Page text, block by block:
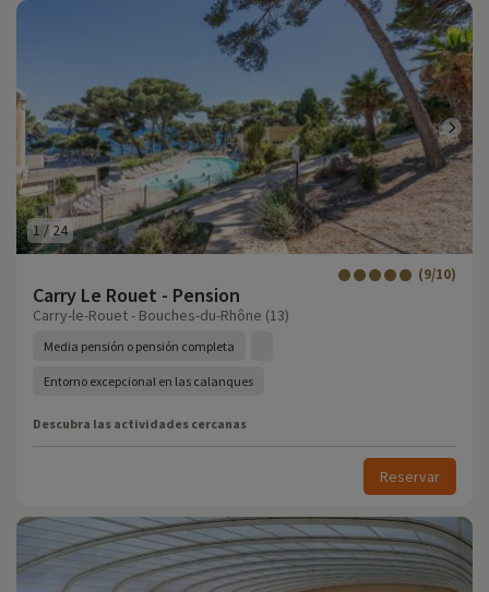
1/ 24
Carry Le Rouet - Pension
(9/10)
Carry-le-Rouet - Bouches-du-Rhône (13)
Media pensión o pensión completa
Entorno excepcional en las calanques
Descubra las actividades cercanas
Reservar